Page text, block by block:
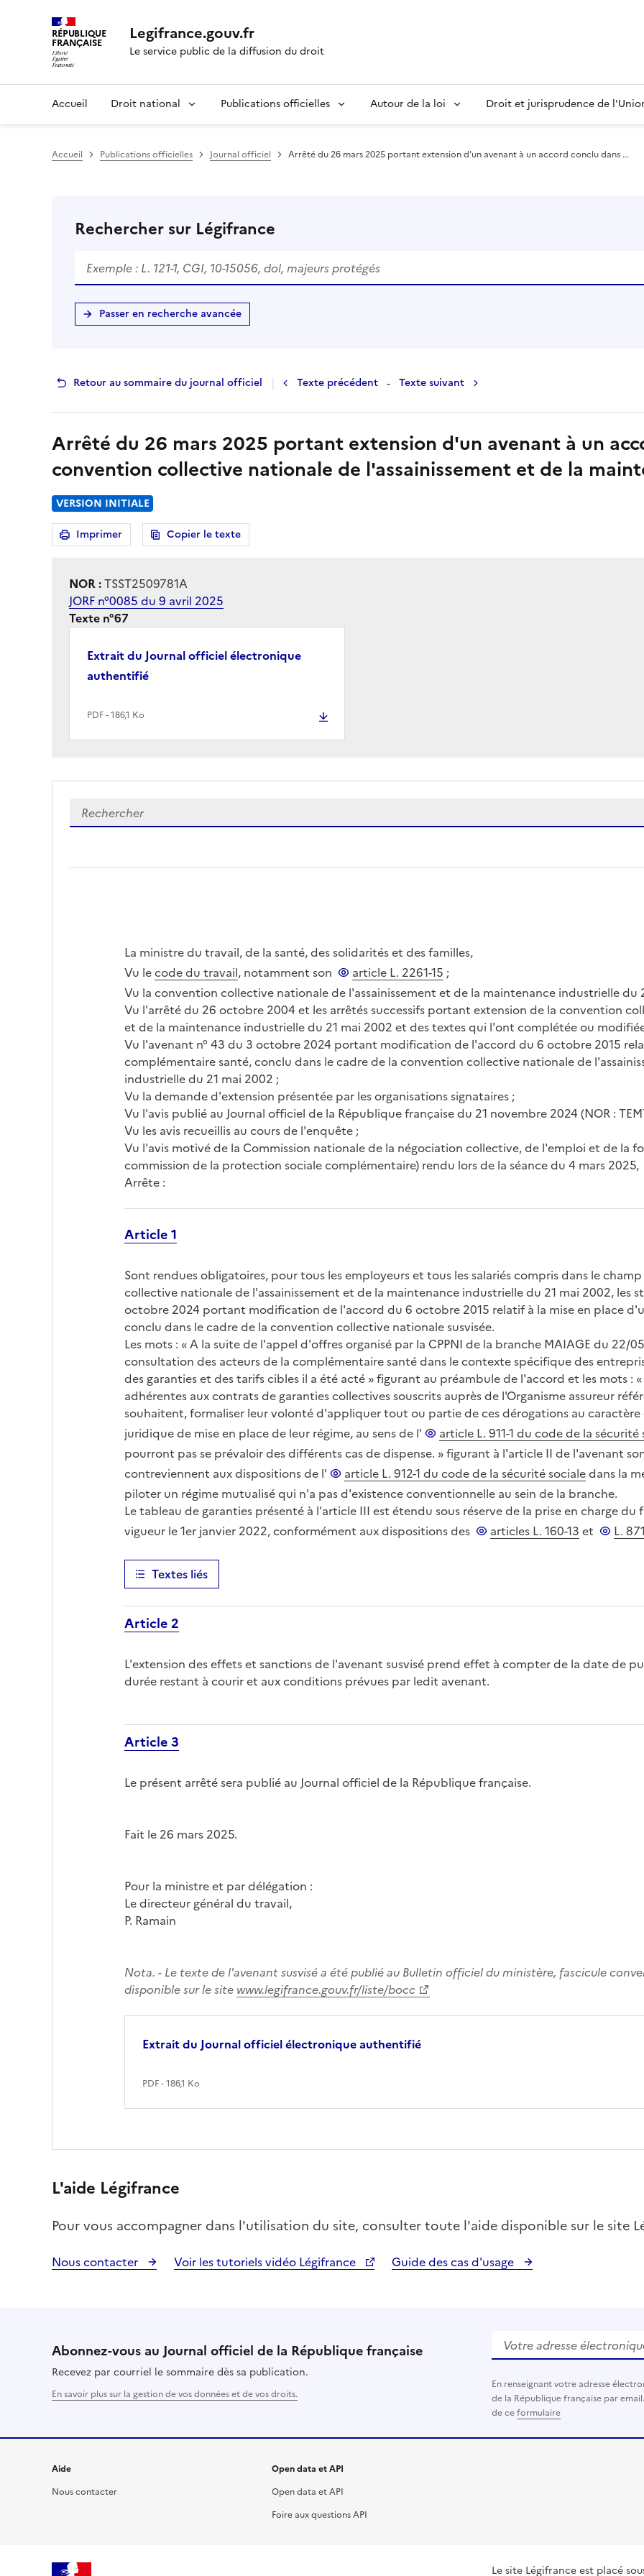
RÉPUBLIQUE
FRANÇAISE Legifrance.gouv.fr
Le service public de la diffusion du droit
Accueil Droit national Publications officielles Autour de la loi Droit et jurisprudence de
Accueil Publications officielles Journal officiel Arrêté du 26 mars 2025 portant extension d'un avenant à un accord conclu dans ...
Rechercher sur Légifrance
Passer en recherche avancée
Retour au sommaire du journal officiel | Texte précédent - Texte suivant
Arrêté du 26 mars 2025 portant extension d'un avenant à un
convention collective nationale de l'assainissement et de la
VERSION INITIALE
Imprimer
la page Copier le texte
NOR :TSST2509781A
JORF n°0085 du 9 avril 2025
Texte n°67
Extrait du Journal officiel électronique
authentifié
PDF - 186,1 Ko
La ministre du travail, de la santé, des solidarités et des familles,
Vu lecode du travail, notamment son article L. 2261-15 ;
Vu la convention collective nationale de l'assainissement et de la maintenance industrielle du
Vu l'arrêté du 26 octobre 2004 et les arrêtés successifs portant extension de la convention
et de la maintenance industrielle du 21 mai 2002 et des textes qui l'ont complétée ou
Vu l'avenant n° 43 du 3 octobre 2024 portant modification de l'accord du 6 octobre 2015
complémentaire santé, conclu dans le cadre de la convention collective nationale de
industrielle du 21 mai 2002 ;
Vu la demande d'extension présentée par les organisations signataires ;
Vu l'avis publié au Journal officiel de la République française du 21 novembre 2024 (NOR :
Vu les avis recueillis au cours de l'enquête ;
Vu l'avis motivé de la Commission nationale de la négociation collective, de l'emploi et de la
commission de la protection sociale complémentaire) rendu lors de la séance du 4 mars 2025,
Arrête :
Article 1
Sont rendues obligatoires, pour tous les employeurs et tous les salariés compris dans le
collective nationale de l'assainissement et de la maintenance industrielle du 21 mai 2002, les
octobre 2024 portant modification de l'accord du 6 octobre 2015 relatif à la mise en place
conclu dans le cadre de la convention collective nationale susvisée.
Les mots : « A la suite de l'appel d'offres organisé par la CPPNI de la branche MAIAGE du 22/
consultation des acteurs de la complémentaire santé dans le contexte spécifique des
des garanties et des tarifs cibles il a été acté » figurant au préambule de l'accord et les mots :
adhérentes aux contrats de garanties collectives souscrits auprès de l'Organisme assureur
souhaitent, formaliser leur volonté d'appliquer tout ou partie de ces dérogations au
juridique de mise en place de leur régime, au sens de l'
article L. 911-1 du code de la sécurité
pourront pas se prévaloir des différents cas de dispense. » figurant à l'article II de l'avenant
contreviennent aux dispositions de l'
article L. 912-1 du code de la sécurité socialedans la
piloter un régime mutualisé qui n'a pas d'existence conventionnelle au sein de la branche.
Le tableau de garanties présenté à l'article III est étendu sous réserve de la prise en charge
vigueur le 1er janvier 2022, conformément aux dispositions des
articles L. 160-13 et L.
Textes liés
Article 2
L'extension des effets et sanctions de l'avenant susvisé prend effet à compter de la date de
durée restant à courir et aux conditions prévues par ledit avenant.
Article 3
Le présent arrêté sera publié au Journal officiel de la République française.
Fait le 26 mars 2025.
Pour la ministre et par délégation :
Le directeur général du travail,
P. Ramain
Nota. - Le texte de l'avenant susvisé a été publié au Bulletin officiel du ministère, fascicule
disponible sur le site www.legifrance.gouv.fr/liste/bocc
Extrait du Journal officiel électronique authentifié
PDF - 186,1 Ko
L'aide Légifrance
Pour vous accompagner dans l'utilisation du site, consulter toute l'aide disponible sur le site
Nous contacter Voir les tutoriels vidéo Légifrance Guide des cas d'usage
Abonnez-vous au Journal officiel de la République française
Recevez par courriel le sommaire dès sa publication.
En savoir plus sur la gestion de vos données et de vos droits.
Votre adresse électronique
En renseignant votre adresse
de la République française par
de ceformulaire
Aide
Nous contacter
Open data et API
Open data et API
Foire aux questions API
Le site Légifrance est placé